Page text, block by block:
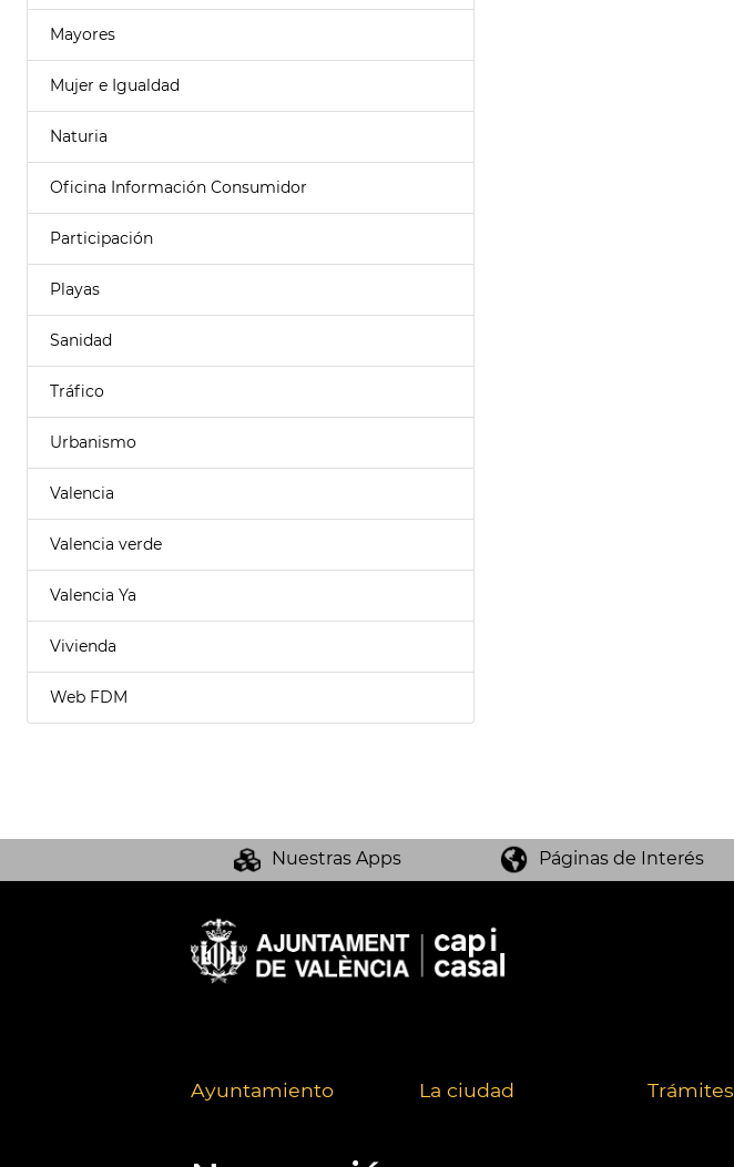
Mayores
Mujer e Igualdad
Naturia
Oficina Información Consumidor
Participación
Playas
Sanidad
Tráfico
Urbanismo
Valencia
Valencia verde
Valencia Ya
Vivienda
Web FDM
Nuestras Apps Páginas de Interés
Ayuntamiento La ciudad Trámites